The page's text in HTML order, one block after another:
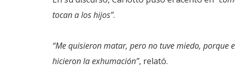
tocan a los hijos”.
“Me quisieron matar, pero no tuve miedo,
hicieron la exhumación”, relató.